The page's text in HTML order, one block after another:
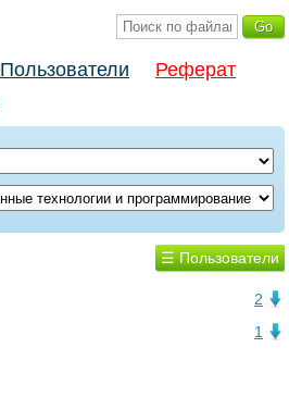
Пользователи
Реферат
☰ Пользователи
2
1